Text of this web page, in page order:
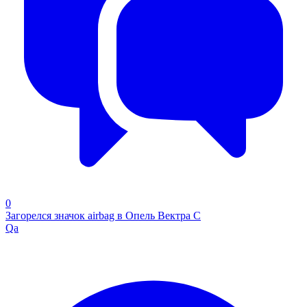
0
Загорелся значок airbag в Опель Вектра С
Qa